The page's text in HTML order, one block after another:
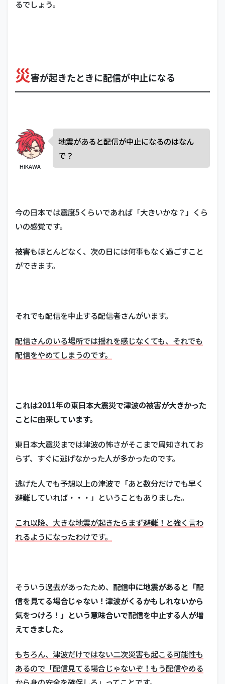
るでしょう。
災害が起きたときに配信が中止になる
HIKAWA
地震があると配信が中止になるのはなん
で？
今の日本では震度5くらいであれば「大きいかな？」くら
いの感覚です。
被害もほとんどなく、次の日には何事もなく過ごすこと
ができます。
それでも配信を中止する配信者さんがいます。
配信さんのいる場所では揺れを感じなくても、それでも
配信をやめてしまうのです。
これは2011年の東日本大震災で津波の被害が大きかった
ことに由来しています。
東日本大震災までは津波の怖さがそこまで周知されてお
らず、すぐに逃げなかった人が多かったのです。
逃げた人でも予想以上の津波で「あと数分だけでも早く
避難していれば・・・」ということもありました。
これ以降、大きな地震が起きたらまず避難！と強く言わ
れるようになったわけです。
そういう過去があったため、 配信中に地震があると「配
信を見てる場合じゃない！津波がくるかもしれないから
気をつけろ！」という意味合いで配信を中止する人が増
えてきました。
もちろん、津波だけではない二次災害も起こる可能性も
あるので「配信見てる場合じゃないぞ！もう配信やめる